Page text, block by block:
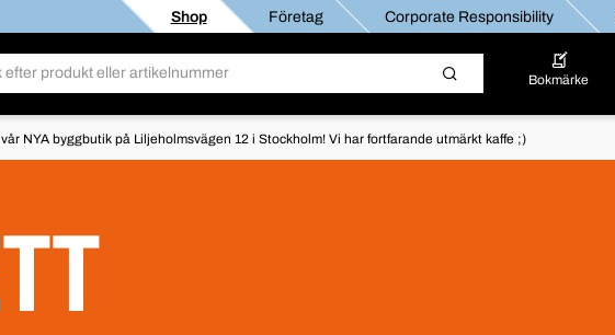
Shop Företag Corporate Responsibility
Bokmärke
NYA byggbutik på Liljeholmsvägen 12 i Stockholm! Vi har fortfarande utmärkt kaffe ;)